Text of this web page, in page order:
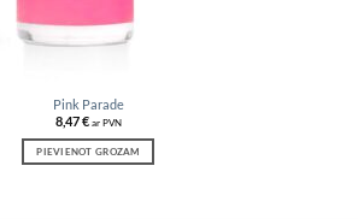
Pink Parade
8,47€ ar PVN
PIEVIENOT GROZAM